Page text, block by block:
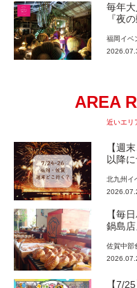
毎年
『夜
福岡 イベ
AREA
近いエリ
【週
以降
北九州 イ
【毎
鍋島
で【
佐賀中部
【7/